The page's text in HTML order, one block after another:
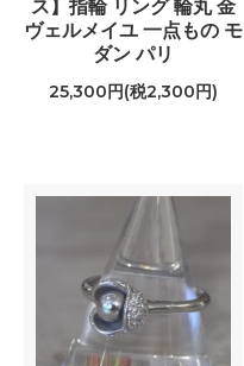
ス】指輪 リング 輪丸 金
ヴェルメイユ 一点もの モ
ダン パリ
25,300円(税2,300円)